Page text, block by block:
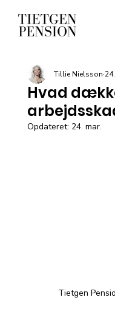
Hvad
Tillie Nielsson
Opdateret: 24. mar.
Tietgen